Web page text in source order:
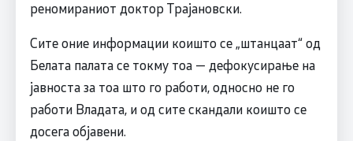
реномираниот доктор Трајановски.
Сите оние информации коишто се „штанцаат“ од
Белата палата се токму тоа — дефокусирање на
јавноста за тоа што го работи, односно не го
работи Владата, и од сите скандали коишто се
досега објавени.